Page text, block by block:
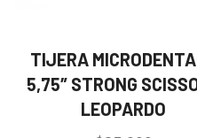
TIJERA
5,75″ STRONG
LEOPARDO